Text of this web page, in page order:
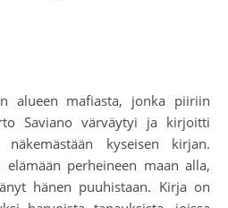
alueen mafiasta, jonka piiriin
Saviano värväytyi ja kirjoitti
kyseisen kirjan.
perheineen maan alla,
hänen puuhistaan. Kirja on